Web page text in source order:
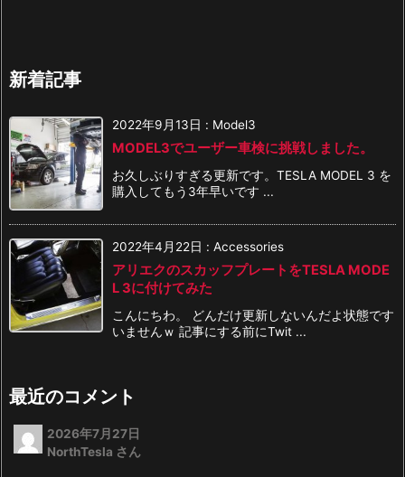
新着記事
2022年9月13日 : Model3
MODEL3でユーザー車検に挑戦しました。
お久しぶりすぎる更新です。TESLA MODEL 3 を
購入してもう3年早いです ...
2022年4月22日 : Accessories
アリエクのスカッフプレートをTESLA MODE
L 3に付けてみた
こんにちわ。 どんだけ更新しないんだよ状態です
いませんｗ 記事にする前にTwit ...
最近のコメント
2026年7月27日
NorthTesla さん